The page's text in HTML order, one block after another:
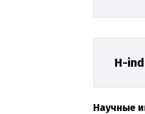
H-
Научные